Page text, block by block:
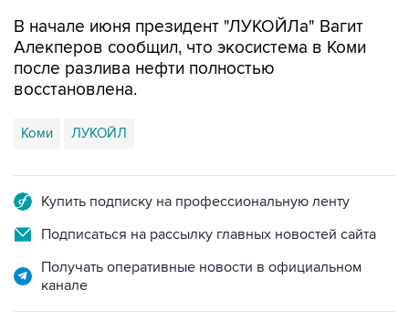
В начале июня президент "ЛУКОЙЛа" Вагит
Алекперов сообщил, что экосистема в Коми
после разлива нефти полностью
восстановлена.
Коми ЛУКОЙЛ
Купить подписку на профессиональную ленту
Подписаться на рассылку главных новостей сайта
Получать оперативные новости в официальном
канале